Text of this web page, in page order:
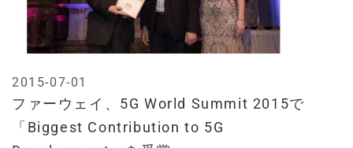
ファーウェイ、5G World Summit 2015で
「Biggest Contribution to 5G
2015-07-01